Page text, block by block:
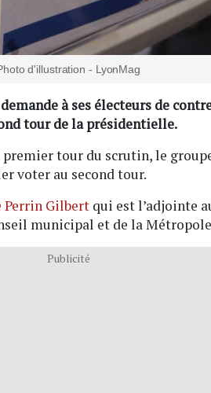
d'illustration - LyonMag
à ses électeurs de
tour de la présidentielle.
premier tour du scrutin, le
voter au second tour.
Perrin Gilbert qui est l’adjointe
municipal et de la
Publicité